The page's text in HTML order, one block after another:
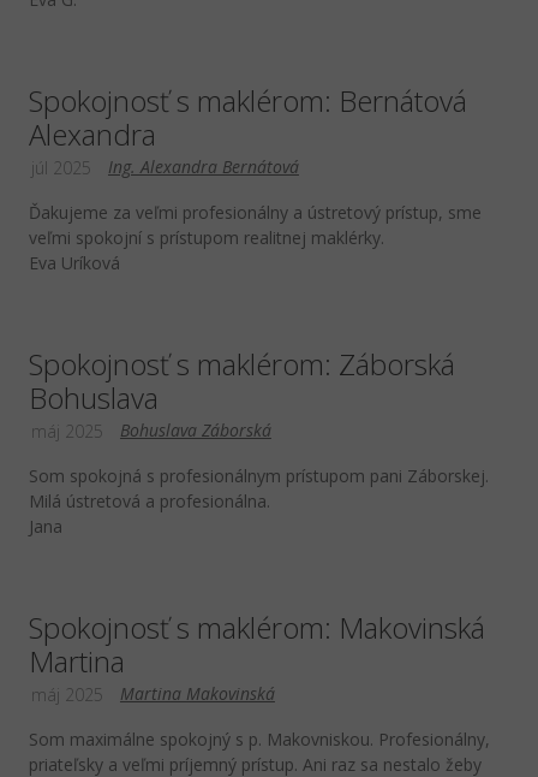
Spokojnosť s maklérom: Bernátová
Alexandra
Ing. Alexandra Bernátová
júl 2025
Ďakujeme za veľmi profesionálny a ústretový prístup, sme
veľmi spokojní s prístupom realitnej maklérky.
Eva Uríková
Spokojnosť s maklérom: Záborská
Bohuslava
Bohuslava Záborská
máj 2025
Som spokojná s profesionálnym prístupom pani Záborskej.
Milá ústretová a profesionálna.
Jana
Spokojnosť s maklérom: Makovinská
Martina
Martina Makovinská
máj 2025
Som maximálne spokojný s p. Makovniskou. Profesionálny,
priateľsky a veľmi príjemný prístup. Ani raz sa nestalo žeby